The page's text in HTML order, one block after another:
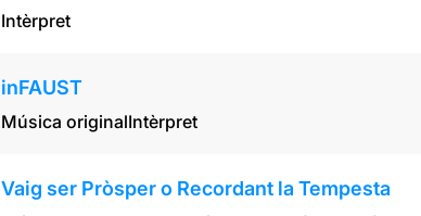
Intèrpret
inFAUST
Música originalIntèrpret
Vaig ser Pròsper o Recordant la Tempesta